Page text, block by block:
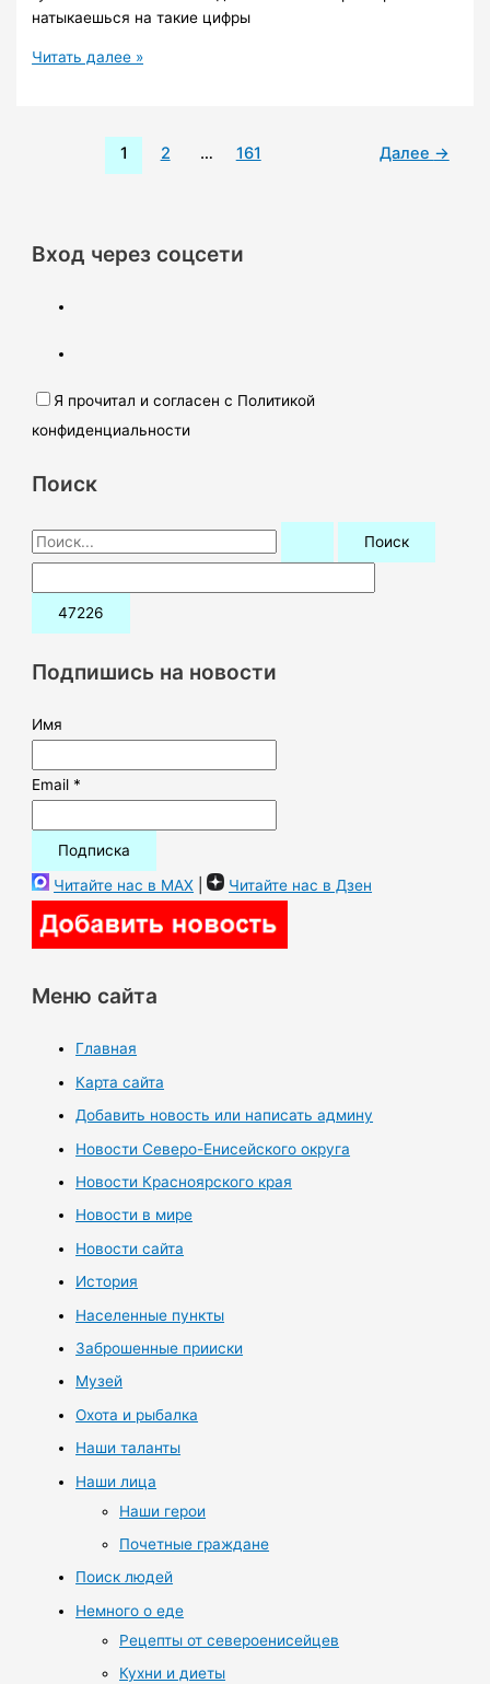
натыкаешься на такие цифры
Как
Читать далее »
1 2 … 161 Далее →
Вход через соцсети
Я прочитал и согласен с Политикой
конфиденциальности
Поиск
П
о
и
:Подпишись на новости
Имя
Email *
Читайте нас в MAX | Читайте нас в Дзен
Меню сайта
Главная
Карта сайта
Добавить новость или написать админу
Новости Северо-Енисейского округа
Новости Красноярского края
Новости в мире
Новости сайта
История
Населенные пункты
Заброшенные прииски
Музей
Охота и рыбалка
Наши таланты
Наши лица
Наши герои
Почетные граждане
Поиск людей
Немного о еде
Рецепты от североенисейцев
Кухни и диеты